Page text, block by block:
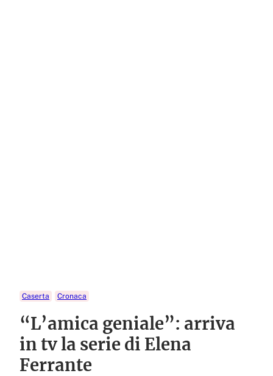
Caserta Cronaca
“L’amica geniale”: arriva
in tv la serie di Elena
Ferrante